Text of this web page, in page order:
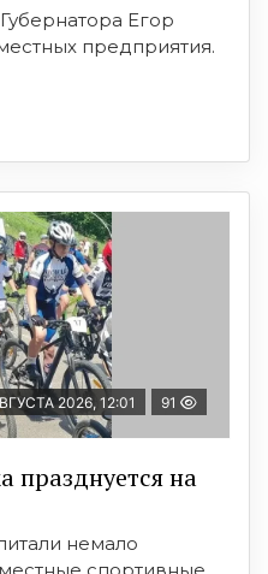
Егор
предприятия.
2026, 12:01 91
празднуется на
немало